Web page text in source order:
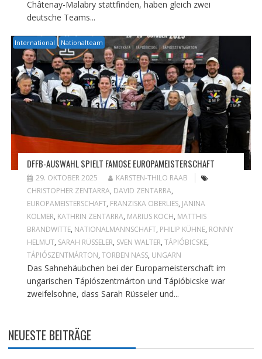
Châtenay-Malabry stattfinden, haben gleich zwei
deutsche Teams...
International Nationalteam
DFFB-AUSWAHL SPIELT FAMOSE EUROPAMEISTERSCHAFT
29. OKTOBER 2025
KARSTEN-THILO RAAB
CHRISTOPHER ZENTARRA, DAVID ZENTARRA,
EUROPAMEISTERSCHAFT, FRANZISKA OBERLIES, JANINA
KOLMER, KATHRIN ZENTARRA, MARIUS KOCH, MATTHIS
BRANDWITTE, NATIONALMANNSCHAFT, PHILIP KÜHNE, RONNY
HELMUT, SARAH RÜSSELER, SVEN WALTER, TÁPIÓBICSKE,
TÁPIÓSZENTMÁRTON, TORBEN NASS, UNGARN
Das Sahnehäubchen bei der Europameisterschaft im
ungarischen Tápiószentmárton und Tápióbicske war
zweifelsohne, dass Sarah Rüsseler und...
NEUESTE BEITRÄGE